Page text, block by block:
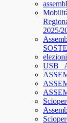
2025/
USB_